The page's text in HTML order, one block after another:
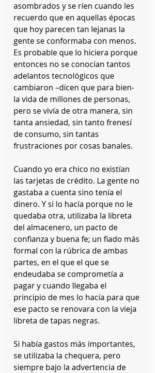
asombrados y se ríen cuando les
recuerdo que en aquellas épocas
que hoy parecen tan lejanas la
gente se conformaba con menos.
Es probable que lo hiciera porque
entonces no se conocían tantos
adelantos tecnológicos que
cambiaron –dicen que para bien-
la vida de millones de personas,
pero se vivía de otra manera, sin
tanta ansiedad, sin tanto frenesí
de consumo, sin tantas
frustraciones por cosas banales.
Cuando yo era chico no existían
las tarjetas de crédito. La gente no
gastaba a cuenta sino tenía el
dinero. Y si lo hacía porque no le
quedaba otra, utilizaba la libreta
del almacenero, un pacto de
confianza y buena fe; un fiado más
formal con la rúbrica de ambas
partes, en el que el que se
endeudaba se comprometía a
pagar y cuando llegaba el
principio de mes lo hacía para que
ese pacto se renovara con la vieja
libreta de tapas negras.
Si había gastos más importantes,
se utilizaba la chequera, pero
siempre bajo la advertencia de